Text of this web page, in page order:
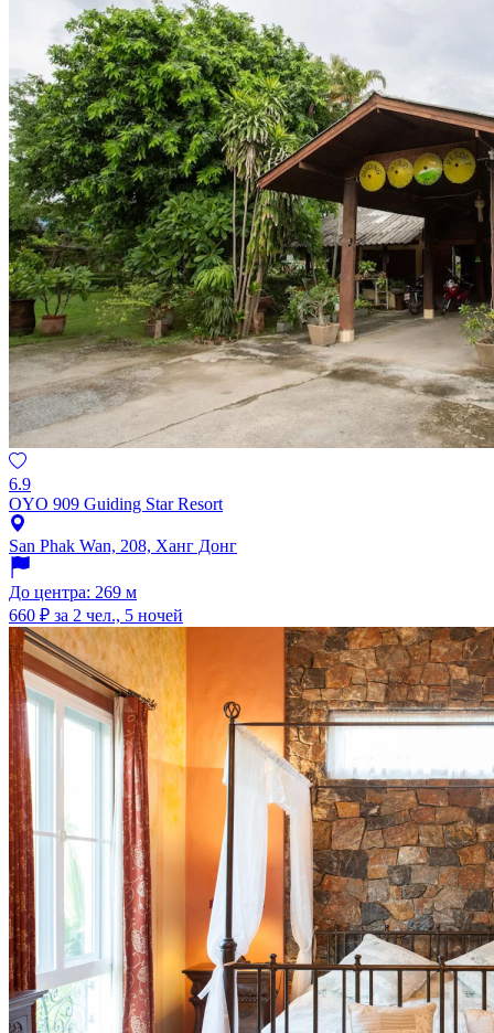
6.9
OYO 909 Guiding Star Resort
San Phak Wan, 208, Ханг Донг
До центра: 269 м
660 ₽ за 2 чел., 5 ночей